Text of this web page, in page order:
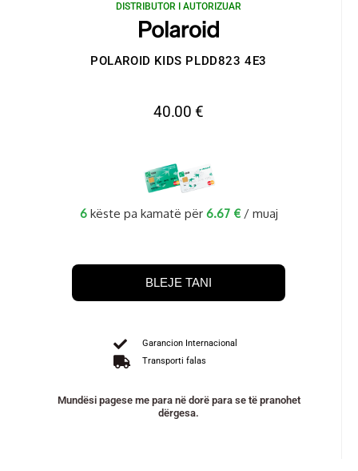
DISTRIBUTOR I AUTORIZUAR
POLAROID KIDS PLDD823 4E3
40.00 €
6këste pa kamatë për 6.67 €/ muaj
BLEJE TANI
Garancion Internacional
Transporti falas
Mundësi pagese me para në dorë para se të pranohet
dërgesa.